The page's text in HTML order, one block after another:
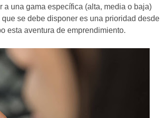
a una gama específica (alta, media o baja)
se debe disponer es una prioridad desde
esta aventura de emprendimiento.